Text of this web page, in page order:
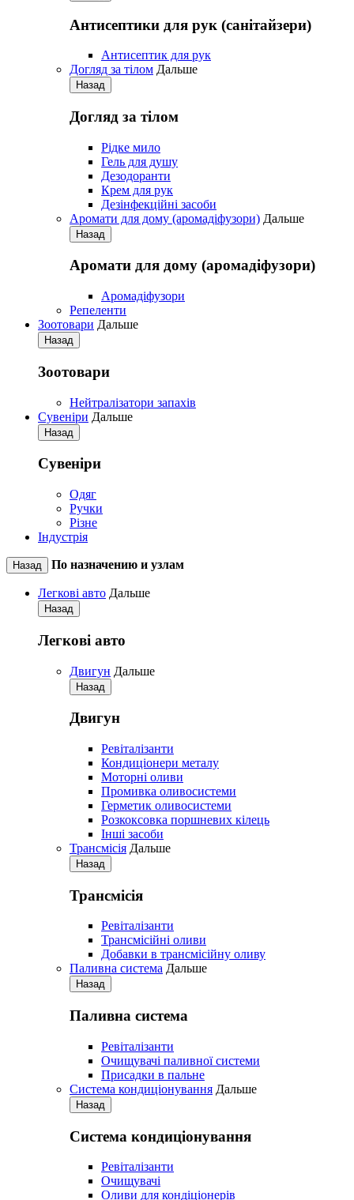
Антисептики для рук (санітайзери)
Антисептик для рук
Догляд за тілом Дальше
Назад
Догляд за тілом
Рідке мило
Гель для душу
Дезодоранти
Крем для рук
Дезінфекційні засоби
Аромати для дому (аромадіфузори) Дальше
Назад
Аромати для дому (аромадіфузори)
Аромадіфузори
Репеленти
Зоотовари Дальше
Назад
Зоотовари
Нейтралізатори запахів
Сувеніри Дальше
Назад
Сувеніри
Одяг
Ручки
Різне
Індустрія
Назад По назначению и узлам
Легкові авто Дальше
Назад
Легкові авто
Двигун Дальше
Назад
Двигун
Ревіталізанти
Кондиціонери металу
Моторні оливи
Промивка оливосистеми
Герметик оливосистеми
Розкоксовка поршневих кілець
Iнші засоби
Трансмісія Дальше
Назад
Трансмісія
Ревіталізанти
Трансмісійні оливи
Добавки в трансмісійну оливу
Паливна система Дальше
Назад
Паливна система
Ревіталізанти
Очищувачі паливної системи
Присадки в пальне
Система кондиціонування Дальше
Назад
Система кондиціонування
Pевіталізанти
Очищувачі
Оливи для кондіціонерів